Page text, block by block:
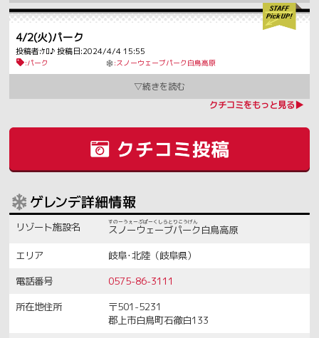
4/2(火)パーク
投稿者:ｹﾛ♪ 投稿日:2024/4/4 15:55
:パーク :スノーウェーブパーク白鳥高原
クチコミをもっと見る▶
リゾート施設名
スノーウェーブパーク白鳥高原
エリア
岐阜･北陸（岐阜県）
電話番号
0575-86-3111
所在地住所
〒501-5231
郡上市白鳥町石徹白133